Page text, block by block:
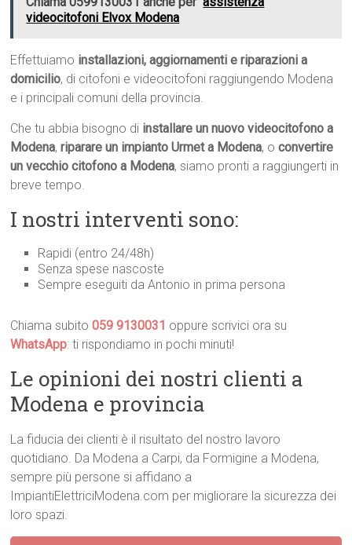
videocitofoni Elvox Modena
Effettuiamo installazioni, aggiornamenti e riparazioni a
domicilio, di citofoni e videocitofoni raggiungendo Modena
e i principali comuni della provincia.
Che tu abbia bisogno di installare un nuovo videocitofono a
Modena,riparare un impianto Urmet a Modena, oconvertire
un vecchio citofono a Modena, siamo pronti a raggiungerti in
breve tempo.
I nostri interventi sono:
Rapidi (entro 24/48h)
Senza spese nascoste
Sempre eseguiti da Antonio in prima persona
Chiama subito059 9130031 oppure scrivici ora su
WhatsApp: ti rispondiamo in pochi minuti!
Le opinioni dei nostri clienti a
Modena e provincia
La fiducia dei clienti è il risultato del nostro lavoro
quotidiano. Da Modena a Carpi, da Formigine a Modena,
sempre più persone si affidano a
ImpiantiElettriciModena.com per migliorare la sicurezza dei
loro spazi.